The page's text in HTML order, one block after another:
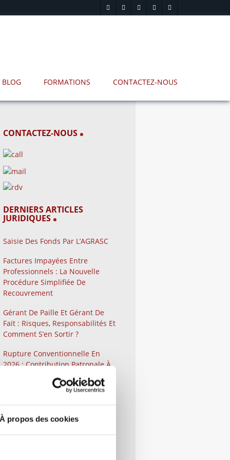
À propos des cookies
BLOG FORMATIONS CONTACTEZ-NOUS
CONTACTEZ-NOUS
DERNIERS ARTICLES
JURIDIQUES
Saisie Des Fonds Par L’AGRASC
Factures Impayées Entre
Professionnels : La Nouvelle
Procédure Simplifiée De
Recouvrement
Gérant De Paille Et Gérant De
Fait : Risques, Responsabilités Et
Comment S’en Sortir ?
Rupture Conventionnelle En
2026 : Contribution Patronale À
Comment Contester Un Refus,
Un Retrait Ou Un Retard De
Versement D’une Aide Publique
Lorsque Vous Êtes Une
Entreprise ?